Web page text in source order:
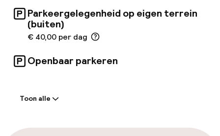
Parkeergelegenheid op eigen terrein
(buiten)
€ 40,00 per dag
Openbaar parkeren
Express check-in mogelijk
Toon alle